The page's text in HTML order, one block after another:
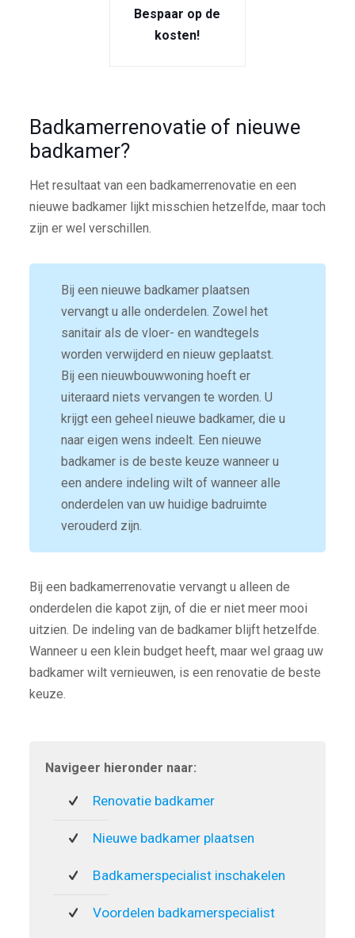
Bespaar op de
kosten!
Badkamerrenovatie of nieuwe
badkamer?
Het resultaat van een badkamerrenovatie en een
nieuwe badkamer lijkt misschien hetzelfde, maar toch
zijn er wel verschillen.
Bij een nieuwe badkamer plaatsen
vervangt u alle onderdelen. Zowel het
sanitair als de vloer- en wandtegels
worden verwijderd en nieuw geplaatst.
Bij een nieuwbouwwoning hoeft er
uiteraard niets vervangen te worden. U
krijgt een geheel nieuwe badkamer, die u
naar eigen wens indeelt. Een nieuwe
badkamer is de beste keuze wanneer u
een andere indeling wilt of wanneer alle
onderdelen van uw huidige badruimte
verouderd zijn.
Bij een badkamerrenovatie vervangt u alleen de
onderdelen die kapot zijn, of die er niet meer mooi
uitzien. De indeling van de badkamer blijft hetzelfde.
Wanneer u een klein budget heeft, maar wel graag uw
badkamer wilt vernieuwen, is een renovatie de beste
keuze.
Navigeer hieronder naar:
Renovatie badkamer
Nieuwe badkamer plaatsen
Badkamerspecialist inschakelen
Voordelen badkamerspecialist